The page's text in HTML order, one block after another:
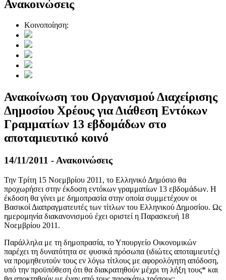
Ανακοινώσεις
Κοινοποίηση:
Ανακοίνωση του Οργανισμού Διαχείρισης
Δημοσίου Χρέους για Διάθεση Εντόκων
Γραμματίων 13 εβδομάδων στο
αποταμιευτικό κοινό
14/11/2011 - Ανακοινώσεις
Την Τρίτη 15 Νοεμβρίου 2011, το Ελληνικό Δημόσιο θα
προχωρήσει στην έκδοση εντόκων γραμματίων 13 εβδομάδων. Η
έκδοση θα γίνει με δημοπρασία στην οποία συμμετέχουν οι
Βασικοί Διαπραγματευτές των τίτλων του Ελληνικού Δημοσίου. Ως
ημερομηνία διακανονισμού έχει οριστεί η Παρασκευή 18
Νοεμβρίου 2011.
Παράλληλα με τη δημοπρασία, το Υπουργείο Οικονομικών
παρέχει τη δυνατότητα σε φυσικά πρόσωπα (ιδιώτες αποταμιευτές)
να προμηθευτούν τους εν λόγω τίτλους με αφορολόγητη απόδοση,
υπό την προϋπόθεση ότι θα διακρατηθούν μέχρι τη λήξη τους* και